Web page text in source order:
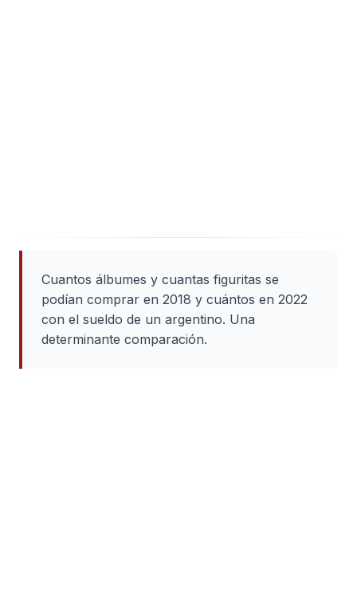
Cuantos álbumes y cuantas figuritas se
podían comprar en 2018 y cuántos en 2022
con el sueldo de un argentino. Una
determinante comparación.